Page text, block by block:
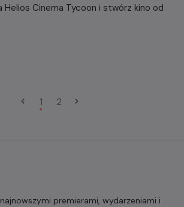
Helios Cinema Tycoon i stwórz kino od
1 2
premierami, wydarzeniami i